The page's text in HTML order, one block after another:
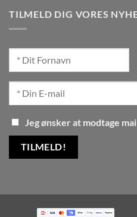
TILMELD DIG VORES
Jeg ønsker at modtage